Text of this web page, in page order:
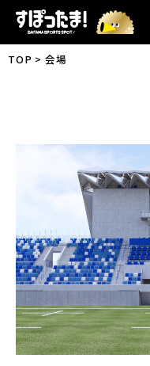
TOP 会場